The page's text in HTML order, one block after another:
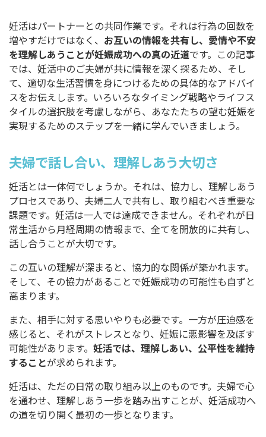
妊活はパートナーとの共同作業です。それは行為の回数を
増やすだけではなく、 お互いの情報を共有し、愛情や不安
を理解しあうことが妊娠成功への真の近道です。この記事
では、妊活中のご夫婦が共に情報を深く探るため、そし
て、適切な生活習慣を身につけるための具体的なアドバイ
スをお伝えします。いろいろなタイミング戦略やライフス
タイルの選択肢を考慮しながら、あなたたちの望む妊娠を
実現するためのステップを一緒に学んでいきましょう。
夫婦で話し合い、理解しあう大切さ
妊活とは一体何でしょうか。それは、協力し、理解しあう
プロセスであり、夫婦二人で共有し、取り組むべき重要な
課題です。妊活は一人では達成できません。それぞれが日
常生活から月経周期の情報まで、全てを開放的に共有し、
話し合うことが大切です。
この互いの理解が深まると、協力的な関係が築かれます。
そして、その協力があることで妊娠成功の可能性も自ずと
高まります。
また、相手に対する思いやりも必要です。一方が圧迫感を
感じると、それがストレスとなり、妊娠に悪影響を及ぼす
可能性があります。 妊活では、理解しあい、公平性を維持
することが求められます。
妊活は、ただの日常の取り組み以上のものです。夫婦で心
を通わせ、理解しあう一歩を踏み出すことが、妊活成功へ
の道を切り開く最初の一歩となります。